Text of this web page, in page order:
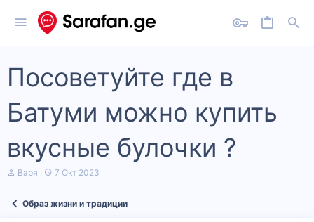
Посоветуйте где в
Батуми можно купить
вкусные булочки ?
А
Варя
Д
а
7 Окт 2023
Образ жизни и традиции